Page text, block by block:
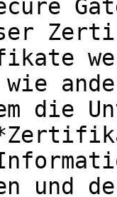
wie
die